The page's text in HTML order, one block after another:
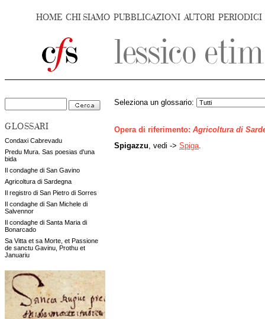
HOME CHI SIAMO PUBBLICAZIONI AUTORI PERIODICI
GLOSSARI
Condaxi Cabrevadu
Predu Mura. Sas poesias d'una
bida
Il condaghe di San Gavino
Agricoltura di Sardegna
Il registro di San Pietro di Sorres
Il condaghe di San Michele di
Salvennor
Il condaghe di Santa Maria di
Bonarcado
Sa Vitta et sa Morte, et Passione
de sanctu Gavinu, Prothu et
Januariu
Seleziona un glossario:
Opera di riferimento: Agricoltura di
Spigazzu , vedi -> Spiga